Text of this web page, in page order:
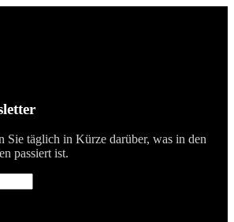
Sie täglich in Kürze darüber, was in den
passiert ist.